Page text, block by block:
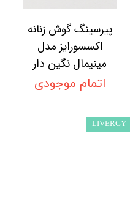
پیرسینگ گوش زنانه
اکسسورایز مدل
مینیمال نگین دار
اتمام موجودی
LIVERGY